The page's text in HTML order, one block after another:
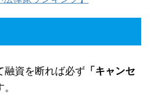
融資を断れば必ず 「キャンセ